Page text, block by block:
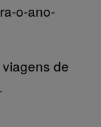
o-ano-
de